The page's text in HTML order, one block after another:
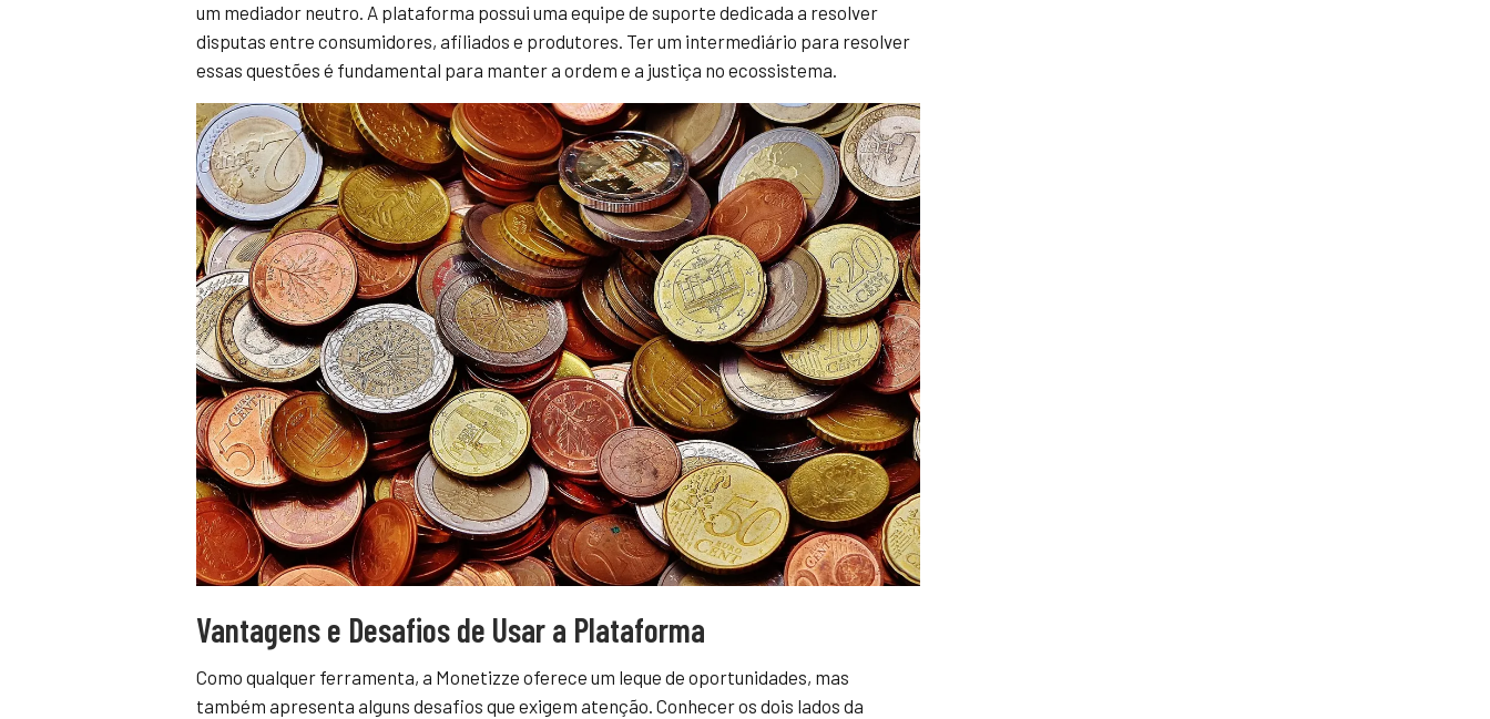
um mediador neutro. A plataforma possui uma equipe de suporte dedicada a resolver
disputas entre consumidores, afiliados e produtores. Ter um intermediário para resolver
essas questões é fundamental para manter a ordem e a justiça no ecossistema.
Vantagens e Desafios de Usar a Plataforma
Como qualquer ferramenta, a Monetizze oferece um leque de oportunidades, mas
também apresenta alguns desafios que exigem atenção. Conhecer os dois lados da